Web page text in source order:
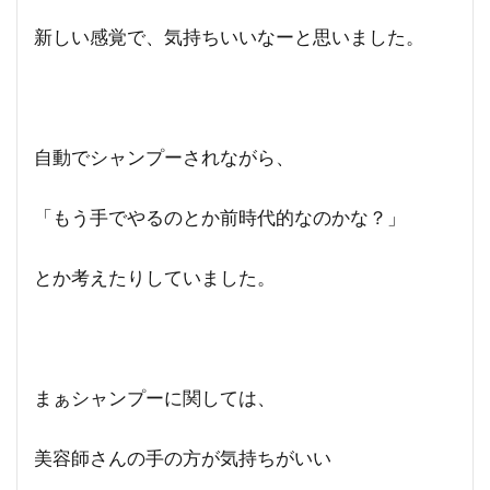
新しい感覚で、気持ちいいなーと思いました。
自動でシャンプーされながら、
「もう手でやるのとか前時代的なのかな？」
とか考えたりしていました。
まぁシャンプーに関しては、
美容師さんの手の方が気持ちがいい